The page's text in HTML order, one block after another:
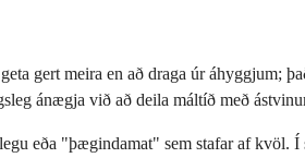
gert meira en að draga úr áhyggjum;
ánægja við að deila máltíð með
eða "þægindamat" sem stafar af kvöl.